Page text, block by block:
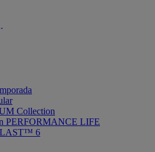
Collection
PERFORMANCE LIFE
6